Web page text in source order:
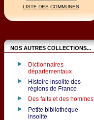
LISTE DES COMMUNES
NOS AUTRES COLLECTIONS...
Dictionnaires
départementaux
Histoire insolite des
régions de France
Des faits et des hommes
Petite bibliothèque
insolite